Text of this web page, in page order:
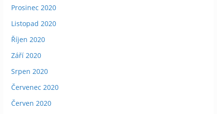
Prosinec 2020
Listopad 2020
Říjen 2020
Září 2020
Srpen 2020
Červenec 2020
Červen 2020